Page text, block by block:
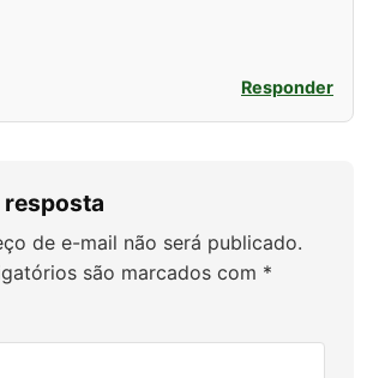
Responder
resposta
de e-mail não será publicado.
são marcados com *